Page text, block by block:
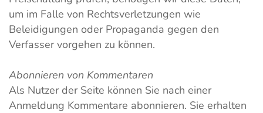
um im Falle von Rechtsverletzungen wie
Beleidigungen oder Propaganda gegen den
Verfasser vorgehen zu können.
Abonnieren von Kommentaren
Als Nutzer der Seite können Sie nach einer
Anmeldung Kommentare abonnieren. Sie erhalten